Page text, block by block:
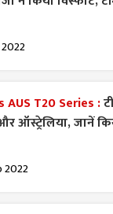
AUS T20 Series :
ऑस्ट्रेलिया, जानें
2022